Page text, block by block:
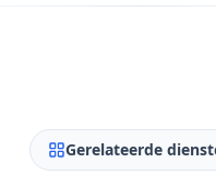
Gerelateerde